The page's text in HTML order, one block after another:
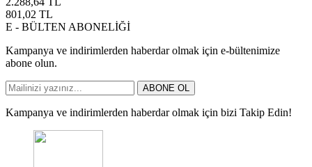
801,02 TL
E - BÜLTEN ABONELİĞİ
Kampanya ve indirimlerden haberdar olmak için e-bültenimize
abone olun.
ABONE OL
Kampanya ve indirimlerden haberdar olmak için bizi Takip Edin!